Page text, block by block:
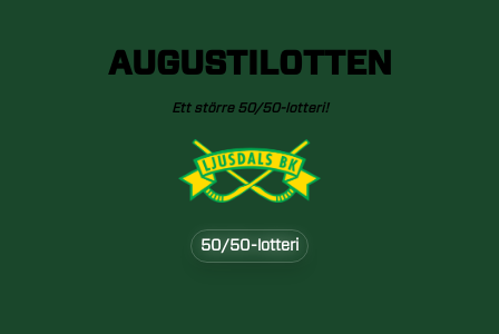
AUGUSTILOTTEN
Ett större 50/50-lotteri!
50/50-lotteri